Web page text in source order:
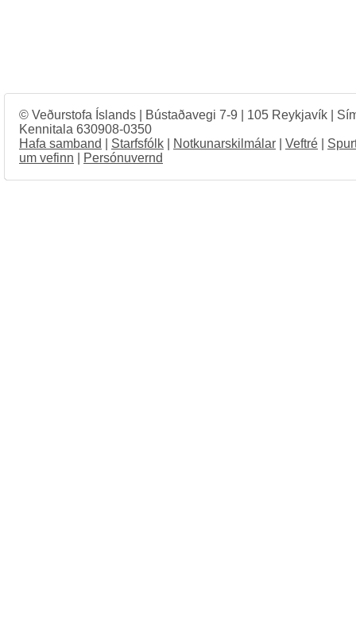
© Veðurstofa Íslands | Bústaðavegi 7-9 | 105 Reykjavík |
Kennitala 630908-0350
Hafa samband
Starfsfólk Notkunarskilmálar Veftré
um vefinn
Persónuvernd